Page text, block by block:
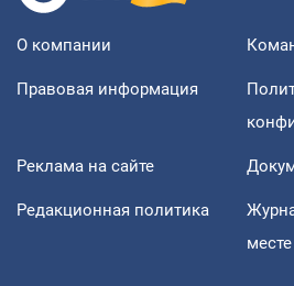
О компании
Правовая информация
Реклама на сайте
Редакционная политика